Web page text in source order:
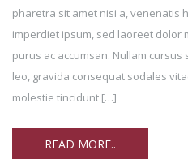
pharetra sit amet nisi a, venenatis
imperdiet ipsum, sed laoreet dolor
purus ac accumsan. Nullam
leo, gravida consequat sodales
molestie tincidunt […]
READ MORE..